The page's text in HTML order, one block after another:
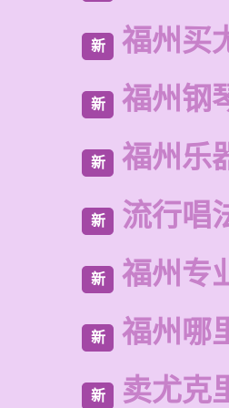
新 福州买
新 福州钢
新 福州乐
新 流行唱
新 福州专
新 福州哪
新 卖尤克